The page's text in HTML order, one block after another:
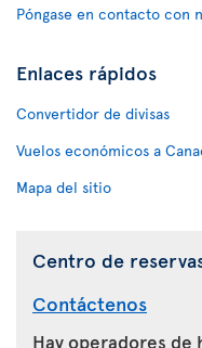
Póngase en contacto con
Enlaces rápidos
Convertidor de divisas
Vuelos económicos a
Mapa del sitio
Centro de
Contáctenos
Hay operadores de